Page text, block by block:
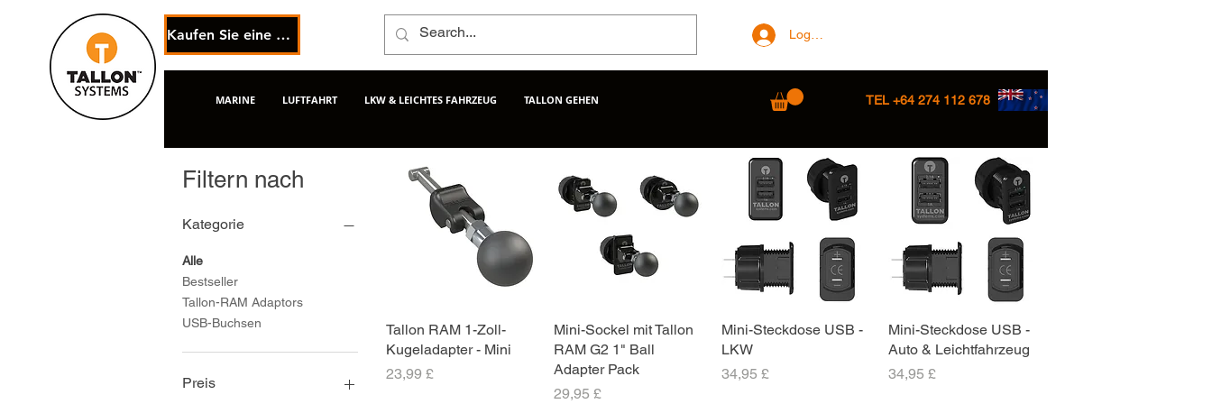
Kaufen Sie eine eGift-Karte Log In/Sign up
MARINE LUFTFAHRT LKW & LEICHTES FAHRZEUG TALLON GEHEN TEL +64 274 112 678
Filtern nach
Kategorie
Alle
Bestseller
Tallon-RAM Adaptors
USB-Buchsen
Preis
Schnellansicht
Tallon RAM 1-Zoll-
Kugeladapter - Mini
Preis
23,99 £
Schnellansicht
Mini-Sockel mit Tallon
RAM G2 1" Ball
Adapter Pack
Preis
29,95 £
Schnellansicht
Mini-Steckdose USB -
LKW
Preis
34,95 £
Schnellansicht
Mini-Steckdose USB -
Auto & Leichtfahrzeug
Preis
34,95 £